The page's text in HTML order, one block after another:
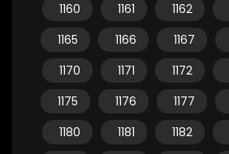
1160
1161 1162
1165
1166 1167
1170
1171 1172
1175
1176 1177
1180
1181 1182